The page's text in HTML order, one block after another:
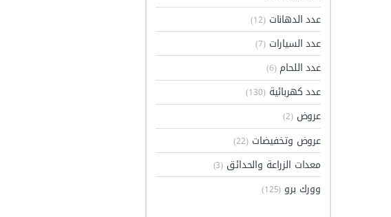
عدد الدهانات(12)
عدد السيارات(7)
عدد اللحام(6)
عدد كهربائية(130)
عروض(2)
عروض وتخفيضات(22)
معدات الزراعة والحدائق (3)
وورك برو (125)